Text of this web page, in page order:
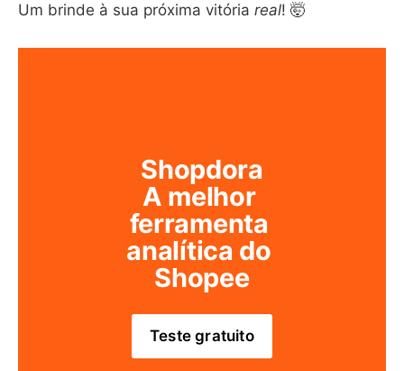
Um brinde à sua próxima vitória real! 🤯
Shopdora
A melhor
ferramenta
analítica do
Shopee
Teste gratuito